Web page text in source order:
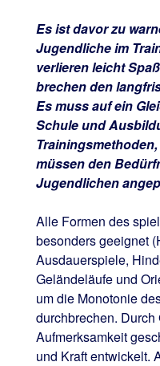
Es ist davor zu
Jugendliche im
verlieren leicht
brechen den
Es muss auf ein
Schule und
müssen den
Jugendlichen
Alle Formen des
besonders geeignet
Ausdauerspiele,
Geländeläufe und
um die Monotonie
durchbrechen.
Aufmerksamkeit
und Kraft entwickelt.